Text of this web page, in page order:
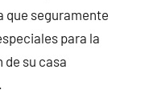
que seguramente
para la
su casa